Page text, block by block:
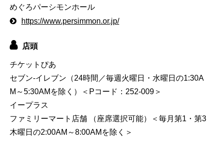
めぐろパーシモンホール
https://www.persimmon.or.jp/
店頭
チケットぴあ
セブン-イレブン（24時間／毎週火曜日・水曜日の1:30A
M～5:30AMを除く）＜Pコード：252-009＞
イープラス
ファミリーマート店舗 （座席選択可能）＜毎月第1・第3
木曜日の2:00AM～8:00AMを除く＞